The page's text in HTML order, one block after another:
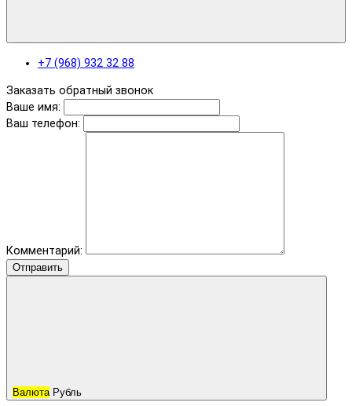
+7 (968) 932 32 88
Заказать обратный звонок
Ваше имя:
Ваш телефон:
Комментарий:
Отправить
Валюта Рубль